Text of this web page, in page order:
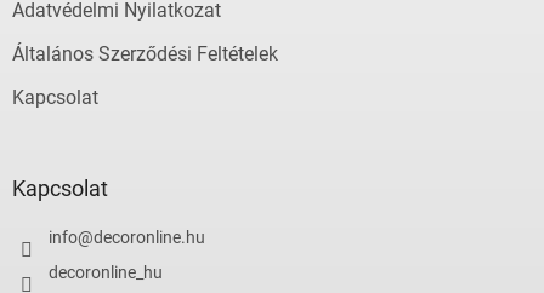
Adatvédelmi Nyilatkozat
Általános Szerződési Feltételek
Kapcsolat
Kapcsolat
info@decoronline.hu
decoronline_hu